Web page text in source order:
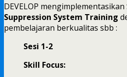
DEVELOP mengimplementasikan
Suppression System Training
pembelajaran berkualitas sbb :
Sesi 1-2
Skill Focus: